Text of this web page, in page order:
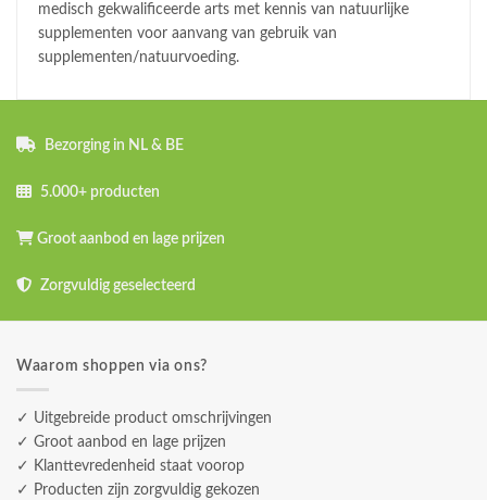
medisch gekwalificeerde arts met kennis van natuurlijke
supplementen voor aanvang van gebruik van
supplementen/natuurvoeding.
Bezorging in NL & BE
5.000+ producten
Groot aanbod en lage prijzen
Zorgvuldig geselecteerd
Waarom shoppen via ons?
✓ Uitgebreide product omschrijvingen
✓ Groot aanbod en lage prijzen
✓ Klanttevredenheid staat voorop
✓ Producten zijn zorgvuldig gekozen